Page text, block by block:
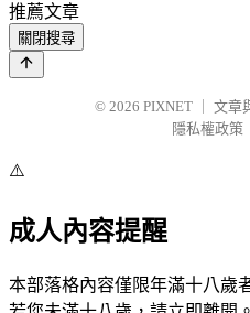
推薦文章
關閉搜尋
© 2026 PIXNET
文章
隱私權政策
⚠️
成人內容提醒
本部落格內容僅限年滿十八歲